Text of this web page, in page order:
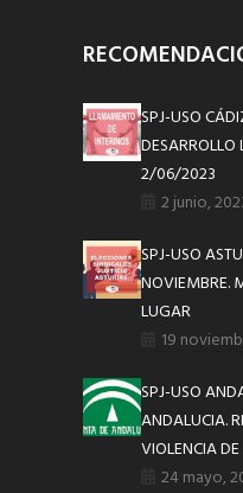
SPJ-USO
2/06/2023
2 junio,
SPJ-USO
NOVIEMBRE.
LUGAR
19
SPJ-USO
ANDALUCIA.
VIOLENCIA
24 mayo,